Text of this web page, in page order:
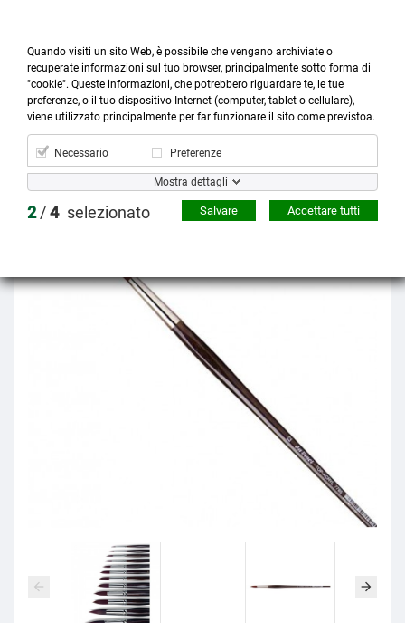

Prodotti

Account

Cerca
more_horiz
Menù
shopping_cart
Prezzo scontato
Quando visiti un sito Web, è possibile che vengano archiviate o
recuperate informazioni sul tuo browser, principalmente sotto forma di
"cookie". Queste informazioni, che potrebbero riguardare te, le tue
preferenze, o il tuo dispositivo Internet (computer, tablet o cellulare),
viene utilizzato principalmente per far funzionare il sito come previstoa.
Necessario Preferenze
Mostra dettagli
2/4 selezionato Accettare tutti
Salvare